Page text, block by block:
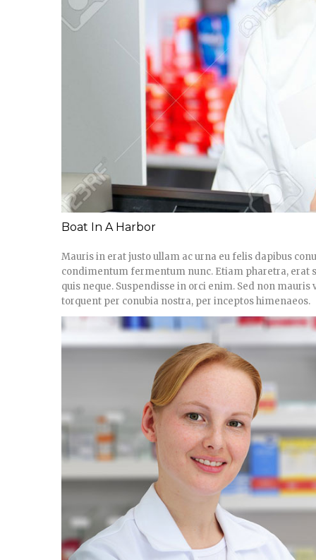
Boat In A Harbor
Mauris in erat justo ullam ac urna eu felis dapibus
condimentum fermentum nunc. Etiam pharetra, erat
quis neque. Suspendisse in orci enim. Sed non
torquent per conubia nostra, per inceptos himenaeos.